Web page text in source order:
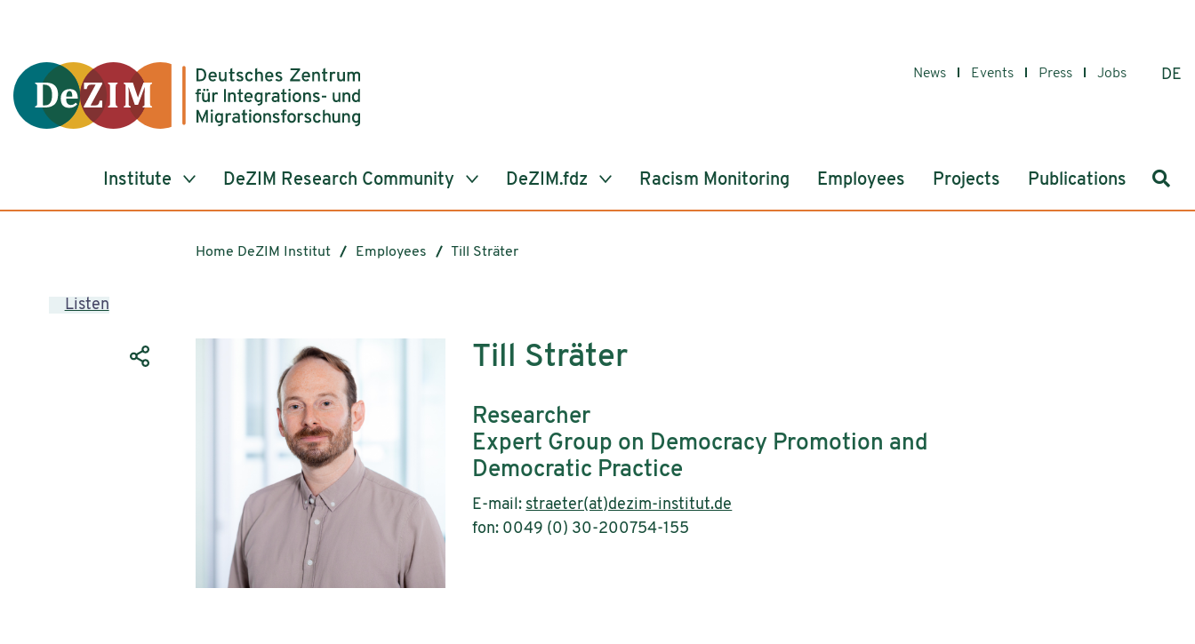
News Events Press Jobs DE
Institute DeZIM Research Community DeZIM.fdz Racism Monitoring Employees Projects Publications
Home DeZIM Institut Employees Till Sträter
Listen
Till Sträter
Researcher
Expert Group on Democracy Promotion and
Democratic Practice
E-mail: straeter(at)dezim-institut.de
fon: 0049 (0) 30-200754-155